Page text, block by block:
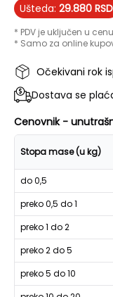
Ušteda: 29.880 RSD
* PDV je uključen u cenu
* Samo za online
Očekivani rok
Dostava se
Cenovnik -
Stopa mase (u kg)
do 0,5
preko 0,5 do 1
preko 1 do 2
preko 2 do 5
preko 5 do 10